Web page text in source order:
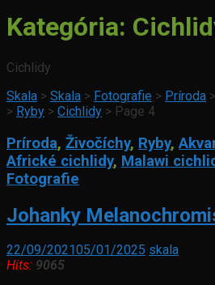
Kategória:
Cichlidy
Skala > Skala > Fotografie > Príroda >
> Ryby > Cichlidy > Page 4
Príroda, Živočíchy, Ryby,
Africké cichlidy, Malawi
Fotografie
Johanky
22/09/202105/01/2025 skala
Hits: 9065